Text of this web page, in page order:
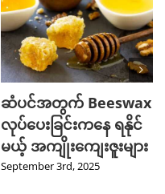
သင့်ဆံကေသာကို
ကျန်းမာသန်စွမ်းစေမယ့်
Curry Leaves ရဲ့
အံ့ဖွယ်နည်းလမ်း ၄ ခု